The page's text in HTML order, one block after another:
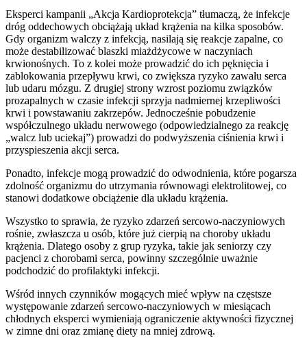
Eksperci kampanii „Akcja Kardioprotekcja” tłumaczą, że infekcje
dróg oddechowych obciążają układ krążenia na kilka sposobów.
Gdy organizm walczy z infekcją, nasilają się reakcje zapalne, co
może destabilizować blaszki miażdżycowe w naczyniach
krwionośnych. To z kolei może prowadzić do ich pęknięcia i
zablokowania przepływu krwi, co zwiększa ryzyko zawału serca
lub udaru mózgu. Z drugiej strony wzrost poziomu związków
prozapalnych w czasie infekcji sprzyja nadmiernej krzepliwości
krwi i powstawaniu zakrzepów. Jednocześnie pobudzenie
współczulnego układu nerwowego (odpowiedzialnego za reakcję
„walcz lub uciekaj”) prowadzi do podwyższenia ciśnienia krwi i
przyspieszenia akcji serca.
Ponadto, infekcje mogą prowadzić do odwodnienia, które pogarsza
zdolność organizmu do utrzymania równowagi elektrolitowej, co
stanowi dodatkowe obciążenie dla układu krążenia.
Wszystko to sprawia, że ryzyko zdarzeń sercowo-naczyniowych
rośnie, zwłaszcza u osób, które już cierpią na choroby układu
krążenia. Dlatego osoby z grup ryzyka, takie jak seniorzy czy
pacjenci z chorobami serca, powinny szczególnie uważnie
podchodzić do profilaktyki infekcji.
Wśród innych czynników mogących mieć wpływ na częstsze
występowanie zdarzeń sercowo-naczyniowych w miesiącach
chłodnych eksperci wymieniają ograniczenie aktywności fizycznej
w zimne dni oraz zmianę diety na mniej zdrową.